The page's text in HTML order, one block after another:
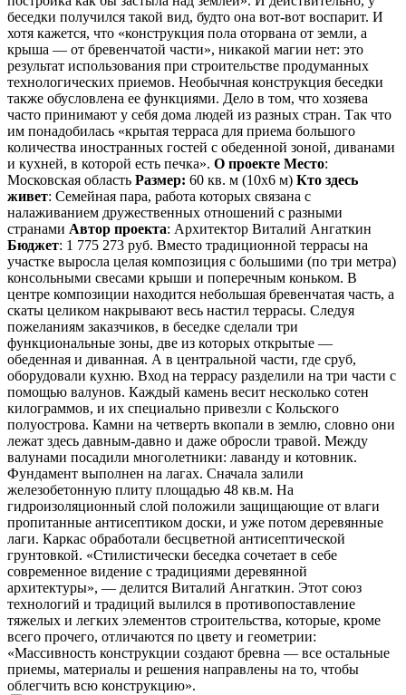
беседки получился такой вид, будто она вот-вот воспарит. И
хотя кажется, что «конструкция пола оторвана от земли, а
крыша — от бревенчатой части», никакой магии нет: это
результат использования при строительстве продуманных
технологических приемов. Необычная конструкция беседки
также обусловлена ее функциями. Дело в том, что хозяева
часто принимают у себя дома людей из разных стран. Так что
им понадобилась «крытая терраса для приема большого
количества иностранных гостей с обеденной зоной, диванами
и кухней, в которой есть печка». О проекте Место:
Московская область Размер: 60 кв. м (10х6 м) Кто здесь
живет: Семейная пара, работа которых связана с
налаживанием дружественных отношений с разными
странами Автор проекта: Архитектор Виталий Ангаткин
Бюджет: 1 775 273 руб. Вместо традиционной террасы на
участке выросла целая композиция с большими (по три метра)
консольными свесами крыши и поперечным коньком. В
центре композиции находится небольшая бревенчатая часть, а
скаты целиком накрывают весь настил террасы. Следуя
пожеланиям заказчиков, в беседке сделали три
функциональные зоны, две из которых открытые —
обеденная и диванная. А в центральной части, где сруб,
оборудовали кухню. Вход на террасу разделили на три части с
помощью валунов. Каждый камень весит несколько сотен
килограммов, и их специально привезли с Кольского
полуострова. Камни на четверть вкопали в землю, словно они
лежат здесь давным-давно и даже обросли травой. Между
валунами посадили многолетники: лаванду и котовник.
Фундамент выполнен на лагах. Сначала залили
железобетонную плиту площадью 48 кв.м. На
гидроизоляционный слой положили защищающие от влаги
пропитанные антисептиком доски, и уже потом деревянные
лаги. Каркас обработали бесцветной антисептической
грунтовкой. «Стилистически беседка сочетает в себе
современное видение с традициями деревянной
архитектуры», — делится Виталий Ангаткин. Этот союз
технологий и традиций вылился в противопоставление
тяжелых и легких элементов строительства, которые, кроме
всего прочего, отличаются по цвету и геометрии:
«Массивность конструкции создают бревна — все остальные
приемы, материалы и решения направлены на то, чтобы
облегчить всю конструкцию».